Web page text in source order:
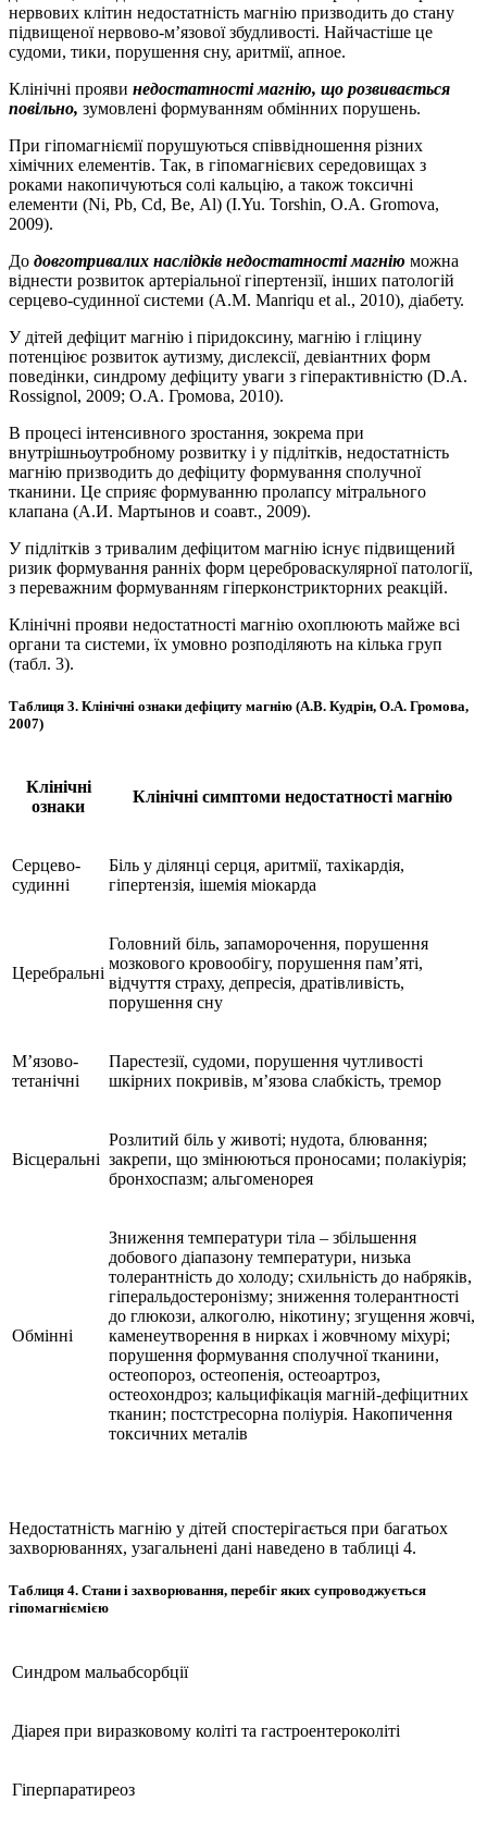
нервових клітин недостатність магнію призводить до стану
підвищеної нервово-м’язової збудливості. Найчастіше це
судоми, тики, порушення сну, аритмії, апное.
Клінічні прояви недостатності магнію, що розвивається
повільно, зумовлені формуванням обмінних порушень.
При гіпомагніємії порушуються співвідношення різних
хімічних елементів. Так, в гіпомагнієвих середовищах з
роками накопичуються солі кальцію, а також токсичні
елементи (Ni, Pb, Cd, Ве, Al) (I.Yu. Torshin, O.A. Gromova,
2009).
До довготривалих наслідків недостатності магнію можна
віднести розвиток артеріальної гіпертензії, інших патологій
серцево-судинної системи (А.М. Manriqu et al., 2010), діабету.
У дітей дефіцит магнію і піридоксину, магнію і гліцину
потенціює розвиток аутизму, дислексії, девіантних форм
поведінки, синдрому дефіциту уваги з гіперактивністю (D.A.
Rossignol, 2009; О.А. Громова, 2010).
В процесі інтенсивного зростання, зокрема при
внутрішньоутробному розвитку і у підлітків, недостатність
магнію призводить до дефіциту формування сполучної
тканини. Це сприяє формуванню пролапсу мітрального
клапана (А.И. Мартынов и соавт., 2009).
У підлітків з тривалим дефіцитом магнію існує підвищений
ризик формування ранніх форм цереброваскулярної патології,
з переважним формуванням гіперконстрикторних реакцій.
Клінічні прояви недостатності магнію охоп­люють майже всі
органи та системи, їх умовно розподіляють на кілька груп
(табл. 3).
Таблиця 3. Клінічні ознаки дефіциту магнію (А.В. Кудрін, O.A. Громова,
2007)
Клінічні
ознаки
Клінічні симптоми недостатності магнію
Серцево-
судинні
Біль у ділянці серця, аритмії, тахікардія,
гіпертензія, ішемія міокарда
Церебральні
Головний біль, запаморочення, порушення
мозкового кровообігу, порушення пам’яті,
відчуття страху, депресія, дратівливість,
порушення сну
М’язово-
тетанічні
Парестезії, судоми, порушення чутливості
шкірних покривів, м’язова слабкість, тремор
Вісцеральні
Розлитий біль у животі; нудота, блювання;
закрепи, що змінюються проносами; полакіурія;
бронхоспазм; альгоменорея
Обмінні
Зниження температури тіла – збільшення
добового діапазону температури, низька
толерантність до холоду; схильність до набряків,
гіперальдостеронізму; зниження толерантності
до глюкози, алкоголю, нікотину; згущення жовчі,
каменеутворення в нирках і жовчному міхурі;
порушення формування сполучної тканини,
остеопороз, остеопенія, остеоартроз,
остеохондроз; кальцифікація магній-дефіцитних
тканин; постстресорна поліурія. Накопичення
токсичних металів
Недостатність магнію у дітей спостерігається при багатьох
захворюваннях, узагальнені дані наведено в таблиці 4.
Таблиця 4. Стани і захворювання, перебіг яких супроводжується
гіпомагніємією
Синдром мальабсорбції
Діарея при виразковому коліті та гастроентероколіті
Гіперпаратиреоз